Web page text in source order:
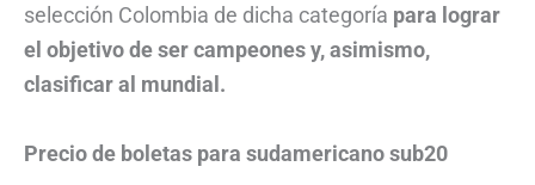
selección Colombia de dicha categoría para lograr
el objetivo de ser campeones y, asimismo,
clasificar al mundial.
Precio de boletas para sudamericano sub20